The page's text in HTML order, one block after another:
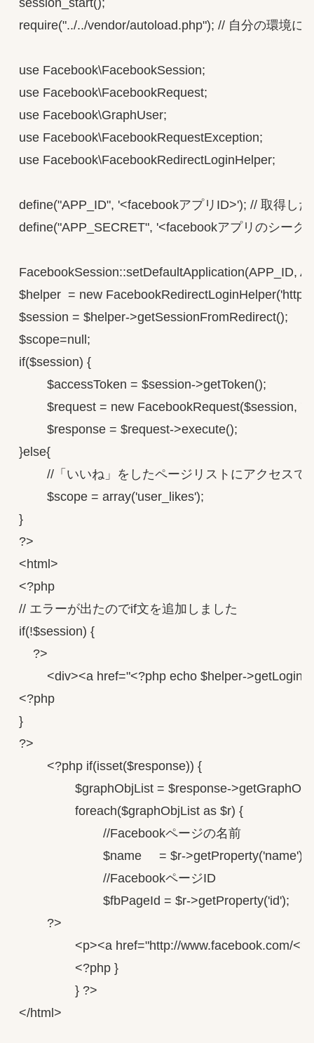
require("../../vendor/autoload.php"); // 自分の環境に
use Facebook\FacebookSession;
use Facebook\FacebookRequest;
use Facebook\GraphUser;
use Facebook\FacebookRequestException;
use Facebook\FacebookRedirectLoginHelper;
define("APP_ID", '<facebookアプリID>'); // 取得し
define("APP_SECRET", '<facebookアプリのシー
FacebookSession::setDefaultApplication(APP_ID,
$helper  = new
$session = $helper->getSessionFromRedirect();
$scope=null;
if($session) {
        $accessToken = $session->getToken();
$request = new FacebookRequest($session,
        $response = $request->execute();
}else{
//「いいね」をしたページリストにアクセス
        $scope = array('user_likes');
}
?>
<html>
<?php
// エラーが出たのでif文を追加しました
if(!$session) {
    ?>
<div><a href="<?php echo $helper-
<?php
}
?>
        <?php if(isset($response)) {
$graphObjList = $response-
                foreach($graphObjList as $r) {
                        //Facebookページの名前
                        $name     = $r->getProperty('name');
                        //FacebookページID
                        $fbPageId = $r->getProperty('id');
        ?>
<p><a href="http://
                <?php }
                } ?>
</html>